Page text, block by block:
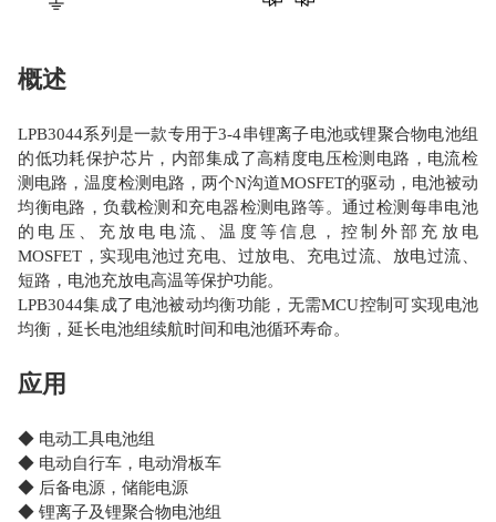
概述
LPB3044系列是一款专用于3-4串锂离子电池或锂聚合物电池组
的低功耗保护芯片，内部集成了高精度电压检测电路，电流检
测电路，温度检测电路，两个N沟道MOSFET的驱动，电池被动
均衡电路，负载检测和充电器检测电路等。通过检测每串电池
的电压、充放电电流、温度等信息，控制外部充放电
MOSFET，实现电池过充电、过放电、充电过流、放电过流、
短路，电池充放电高温等保护功能。
LPB3044集成了电池被动均衡功能，无需MCU控制可实现电池
均衡，延长电池组续航时间和电池循环寿命。
应用
◆ 电动工具电池组
◆ 电动自行车，电动滑板车
◆ 后备电源，储能电源
◆ 锂离子及锂聚合物电池组